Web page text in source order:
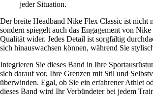
jeder Situation.
Der breite Headband Nike Flex Classic ist nicht
sondern spiegelt auch das Engagement von
Qualität wider. Jedes Detail ist sorgfältig
sich hinauswachsen können, während Sie
Integrieren Sie dieses Band in Ihre
sich darauf vor, Ihre Grenzen mit Stil und
überwinden. Egal, ob Sie ein erfahrener Athlet
dieses Band wird Ihr Verbündeter bei jedem